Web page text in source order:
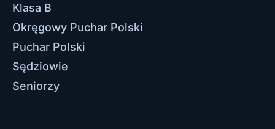
Klasa B
Okręgowy Puchar Polski
Puchar Polski
Sędziowie
Seniorzy